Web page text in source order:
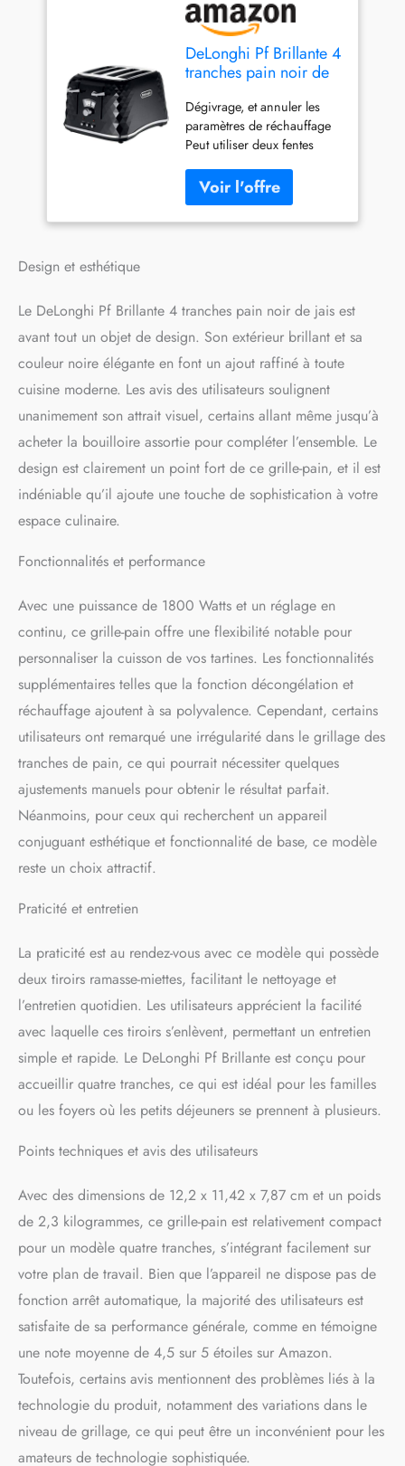
DeLonghi Pf Brillante 4
tranches pain noir de
Dégivrage, et annuler les
paramètres de réchauffage
Peut utiliser deux fentes
de brunissement variable
Position la plus haute pour
un retrait facile des petites
Design et esthétique
Le DeLonghi Pf Brillante 4 tranches pain noir de jais est
avant tout un objet de design. Son extérieur brillant et sa
couleur noire élégante en font un ajout raffiné à toute
cuisine moderne. Les avis des utilisateurs soulignent
unanimement son attrait visuel, certains allant même jusqu’à
acheter la bouilloire assortie pour compléter l’ensemble. Le
design est clairement un point fort de ce grille-pain, et il est
indéniable qu’il ajoute une touche de sophistication à votre
espace culinaire.
Fonctionnalités et performance
Avec une puissance de 1800 Watts et un réglage en
continu, ce grille-pain offre une flexibilité notable pour
personnaliser la cuisson de vos tartines. Les fonctionnalités
supplémentaires telles que la fonction décongélation et
réchauffage ajoutent à sa polyvalence. Cependant, certains
utilisateurs ont remarqué une irrégularité dans le grillage des
tranches de pain, ce qui pourrait nécessiter quelques
ajustements manuels pour obtenir le résultat parfait.
Néanmoins, pour ceux qui recherchent un appareil
conjuguant esthétique et fonctionnalité de base, ce modèle
reste un choix attractif.
Praticité et entretien
La praticité est au rendez-vous avec ce modèle qui possède
deux tiroirs ramasse-miettes, facilitant le nettoyage et
l’entretien quotidien. Les utilisateurs apprécient la facilité
avec laquelle ces tiroirs s’enlèvent, permettant un entretien
simple et rapide. Le DeLonghi Pf Brillante est conçu pour
accueillir quatre tranches, ce qui est idéal pour les familles
ou les foyers où les petits déjeuners se prennent à plusieurs.
Points techniques et avis des utilisateurs
Avec des dimensions de 12,2 x 11,42 x 7,87 cm et un poids
de 2,3 kilogrammes, ce grille-pain est relativement compact
pour un modèle quatre tranches, s’intégrant facilement sur
votre plan de travail. Bien que l’appareil ne dispose pas de
fonction arrêt automatique, la majorité des utilisateurs est
satisfaite de sa performance générale, comme en témoigne
une note moyenne de 4,5 sur 5 étoiles sur Amazon.
Toutefois, certains avis mentionnent des problèmes liés à la
technologie du produit, notamment des variations dans le
niveau de grillage, ce qui peut être un inconvénient pour les
amateurs de technologie sophistiquée.